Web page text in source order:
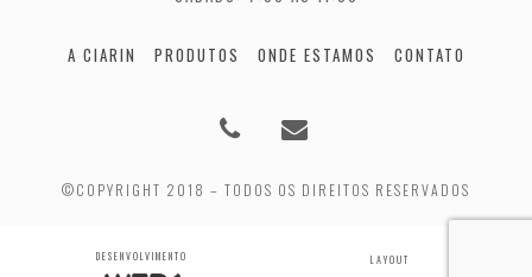
A CIARIN PRODUTOS ONDE ESTAMOS CONTATO
©COPYRIGHT 2018 – TODOS OS DIREITOS RESERVADOS
DESENVOLVIMENTO LAYOUT